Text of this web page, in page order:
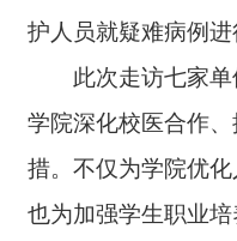
护人员就疑难病例进
此次走访七家单
学院深化校医合作
措。不仅为学院优化
也为加强学生职业培